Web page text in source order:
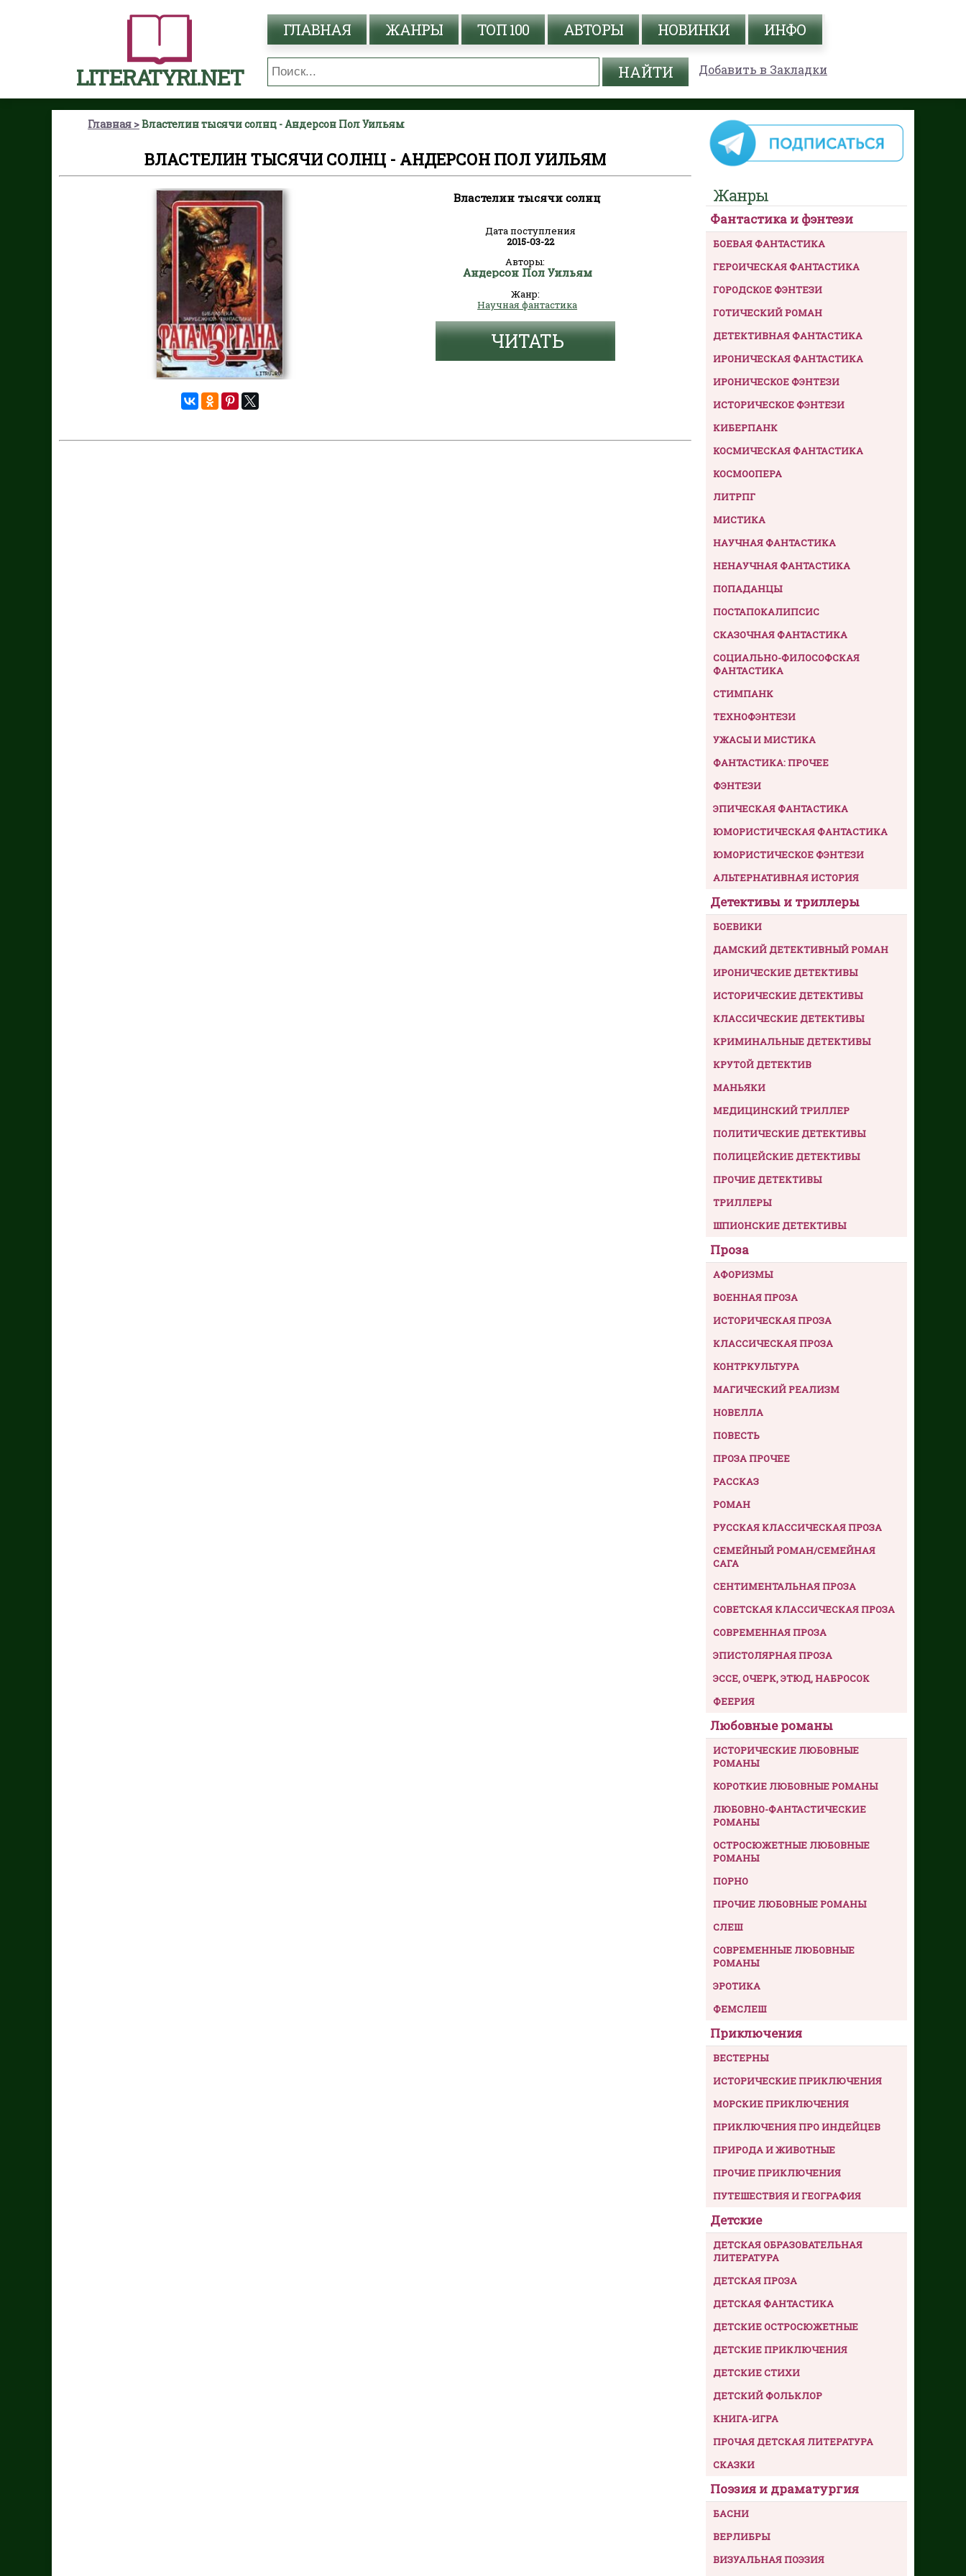
LITERATYRI.NET
ГЛАВНАЯ ЖАНРЫ ТОП 100 АВТОРЫ НОВИНКИ ИНФО
Добавить в Закладки
Главная Властелин тысячи солнц - Андерсон Пол Уильям
ВЛАСТЕЛИН ТЫСЯЧИ СОЛНЦ - АНДЕРСОН ПОЛ УИЛЬЯМ
Властелин тысячи солнц
Дата поступления
2015-03-22
Авторы:
Андерсон Пол Уильям
Жанр:
Научная фантастика
ЧИТАТЬ
Жанры
Фантастика и фэнтези
БОЕВАЯ ФАНТАСТИКА
ГЕРОИЧЕСКАЯ ФАНТАСТИКА
ГОРОДСКОЕ ФЭНТЕЗИ
ГОТИЧЕСКИЙ РОМАН
ДЕТЕКТИВНАЯ ФАНТАСТИКА
ИРОНИЧЕСКАЯ ФАНТАСТИКА
ИРОНИЧЕСКОЕ ФЭНТЕЗИ
ИСТОРИЧЕСКОЕ ФЭНТЕЗИ
КИБЕРПАНК
КОСМИЧЕСКАЯ ФАНТАСТИКА
КОСМООПЕРА
ЛИТРПГ
МИСТИКА
НАУЧНАЯ ФАНТАСТИКА
НЕНАУЧНАЯ ФАНТАСТИКА
ПОПАДАНЦЫ
ПОСТАПОКАЛИПСИС
СКАЗОЧНАЯ ФАНТАСТИКА
СОЦИАЛЬНО-ФИЛОСОФСКАЯ
ФАНТАСТИКА
СТИМПАНК
ТЕХНОФЭНТЕЗИ
УЖАСЫ И МИСТИКА
ФАНТАСТИКА: ПРОЧЕЕ
ФЭНТЕЗИ
ЭПИЧЕСКАЯ ФАНТАСТИКА
ЮМОРИСТИЧЕСКАЯ ФАНТАСТИКА
ЮМОРИСТИЧЕСКОЕ ФЭНТЕЗИ
АЛЬТЕРНАТИВНАЯ ИСТОРИЯ
Детективы и триллеры
БОЕВИКИ
ДАМСКИЙ ДЕТЕКТИВНЫЙ РОМАН
ИРОНИЧЕСКИЕ ДЕТЕКТИВЫ
ИСТОРИЧЕСКИЕ ДЕТЕКТИВЫ
КЛАССИЧЕСКИЕ ДЕТЕКТИВЫ
КРИМИНАЛЬНЫЕ ДЕТЕКТИВЫ
КРУТОЙ ДЕТЕКТИВ
МАНЬЯКИ
МЕДИЦИНСКИЙ ТРИЛЛЕР
ПОЛИТИЧЕСКИЕ ДЕТЕКТИВЫ
ПОЛИЦЕЙСКИЕ ДЕТЕКТИВЫ
ПРОЧИЕ ДЕТЕКТИВЫ
ТРИЛЛЕРЫ
ШПИОНСКИЕ ДЕТЕКТИВЫ
Проза
АФОРИЗМЫ
ВОЕННАЯ ПРОЗА
ИСТОРИЧЕСКАЯ ПРОЗА
КЛАССИЧЕСКАЯ ПРОЗА
КОНТРКУЛЬТУРА
МАГИЧЕСКИЙ РЕАЛИЗМ
НОВЕЛЛА
ПОВЕСТЬ
ПРОЗА ПРОЧЕЕ
РАССКАЗ
РОМАН
РУССКАЯ КЛАССИЧЕСКАЯ ПРОЗА
СЕМЕЙНЫЙ РОМАН/СЕМЕЙНАЯ
САГА
СЕНТИМЕНТАЛЬНАЯ ПРОЗА
СОВЕТСКАЯ КЛАССИЧЕСКАЯ ПРОЗА
СОВРЕМЕННАЯ ПРОЗА
ЭПИСТОЛЯРНАЯ ПРОЗА
ЭССЕ, ОЧЕРК, ЭТЮД, НАБРОСОК
ФЕЕРИЯ
Любовные романы
ИСТОРИЧЕСКИЕ ЛЮБОВНЫЕ
РОМАНЫ
КОРОТКИЕ ЛЮБОВНЫЕ РОМАНЫ
ЛЮБОВНО-ФАНТАСТИЧЕСКИЕ
РОМАНЫ
ОСТРОСЮЖЕТНЫЕ ЛЮБОВНЫЕ
РОМАНЫ
ПОРНО
ПРОЧИЕ ЛЮБОВНЫЕ РОМАНЫ
СЛЕШ
СОВРЕМЕННЫЕ ЛЮБОВНЫЕ
РОМАНЫ
ЭРОТИКА
ФЕМСЛЕШ
Приключения
ВЕСТЕРНЫ
ИСТОРИЧЕСКИЕ ПРИКЛЮЧЕНИЯ
МОРСКИЕ ПРИКЛЮЧЕНИЯ
ПРИКЛЮЧЕНИЯ ПРО ИНДЕЙЦЕВ
ПРИРОДА И ЖИВОТНЫЕ
ПРОЧИЕ ПРИКЛЮЧЕНИЯ
ПУТЕШЕСТВИЯ И ГЕОГРАФИЯ
Детские
ДЕТСКАЯ ОБРАЗОВАТЕЛЬНАЯ
ЛИТЕРАТУРА
ДЕТСКАЯ ПРОЗА
ДЕТСКАЯ ФАНТАСТИКА
ДЕТСКИЕ ОСТРОСЮЖЕТНЫЕ
ДЕТСКИЕ ПРИКЛЮЧЕНИЯ
ДЕТСКИЕ СТИХИ
ДЕТСКИЙ ФОЛЬКЛОР
КНИГА-ИГРА
ПРОЧАЯ ДЕТСКАЯ ЛИТЕРАТУРА
СКАЗКИ
Поэзия и драматургия
БАСНИ
ВЕРЛИБРЫ
ВИЗУАЛЬНАЯ ПОЭЗИЯ